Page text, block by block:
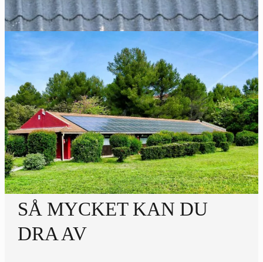
SÅ MYCKET KAN DU
DRA AV